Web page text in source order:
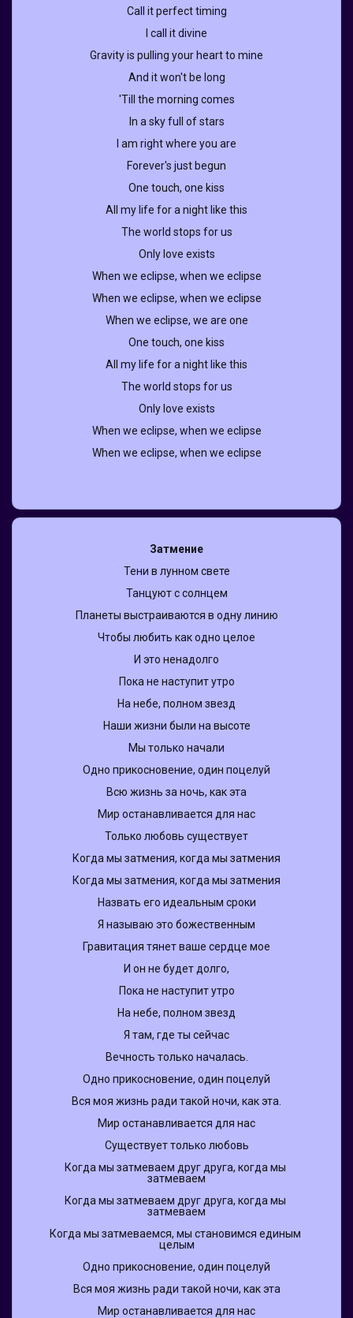
Call it perfect timing
I call it divine
Gravity is pulling your heart to mine
And it won't be long
'Till the morning comes
In a sky full of stars
I am right where you are
Forever's just begun
One touch, one kiss
All my life for a night like this
The world stops for us
Only love exists
When we eclipse, when we eclipse
When we eclipse, when we eclipse
When we eclipse, we are one
One touch, one kiss
All my life for а night like this
The world stops for us
Only love exists
When we eclipse, when we eclipse
When we eclipse, when we eclipѕe
Затмение
Тени в лунном свете
Танцуют с солнцем
Планеты выстраиваются в одну линию
Чтобы любить как одно целое
И это ненадолго
Пока не наступит утро
На небе, полном звезд
Наши жизни были на высоте
Мы только начали
Одно прикосновение, один поцелуй
Всю жизнь за ночь, как эта
Мир останавливается для нас
Только любовь существует
Когда мы затмения, когда мы затмения
Когда мы затмения, когда мы затмения
Назвать его идеальным сроки
Я называю это божественным
Гравитация тянет ваше сердце мое
И он не будет долго,
Пока не наступит утро
На небе, полном звезд
Я там, где ты сейчас
Вечность только началась.
Одно прикосновение, один поцелуй
Вся моя жизнь ради такой ночи, как эта.
Мир останавливается для нас
Существует только любовь
Когда мы затмеваем друг друга, когда мы
затмеваем
Когда мы затмеваем друг друга, когда мы
затмеваем
Когда мы затмеваемся, мы становимся единым
целым
Одно прикосновение, один поцелуй
Вся моя жизнь ради такой ночи, как эта
Мир останавливается для нас